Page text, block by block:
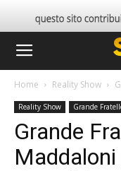
Home Reality Show
Reality Show Grande
Grande